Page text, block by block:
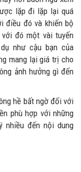
lặp đi lặp lại quá
điều đó và khiến bộ
đó một vài tuyến
như cậu bạn của
mang lại giá trị cho
ảnh hưởng gì đến
hề bất ngờ đối với
phù hợp với những
nhiều đến nội dung